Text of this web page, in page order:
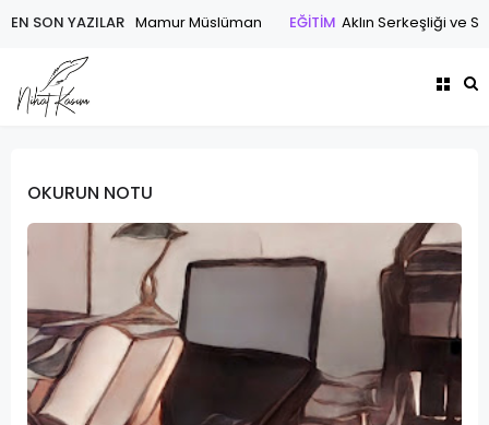
ŞİİR Dört Başı Mamur Müslüman EĞİTİM Aklın Serkeşliği ve
EN SON YAZILAR
OKURUN NOTU